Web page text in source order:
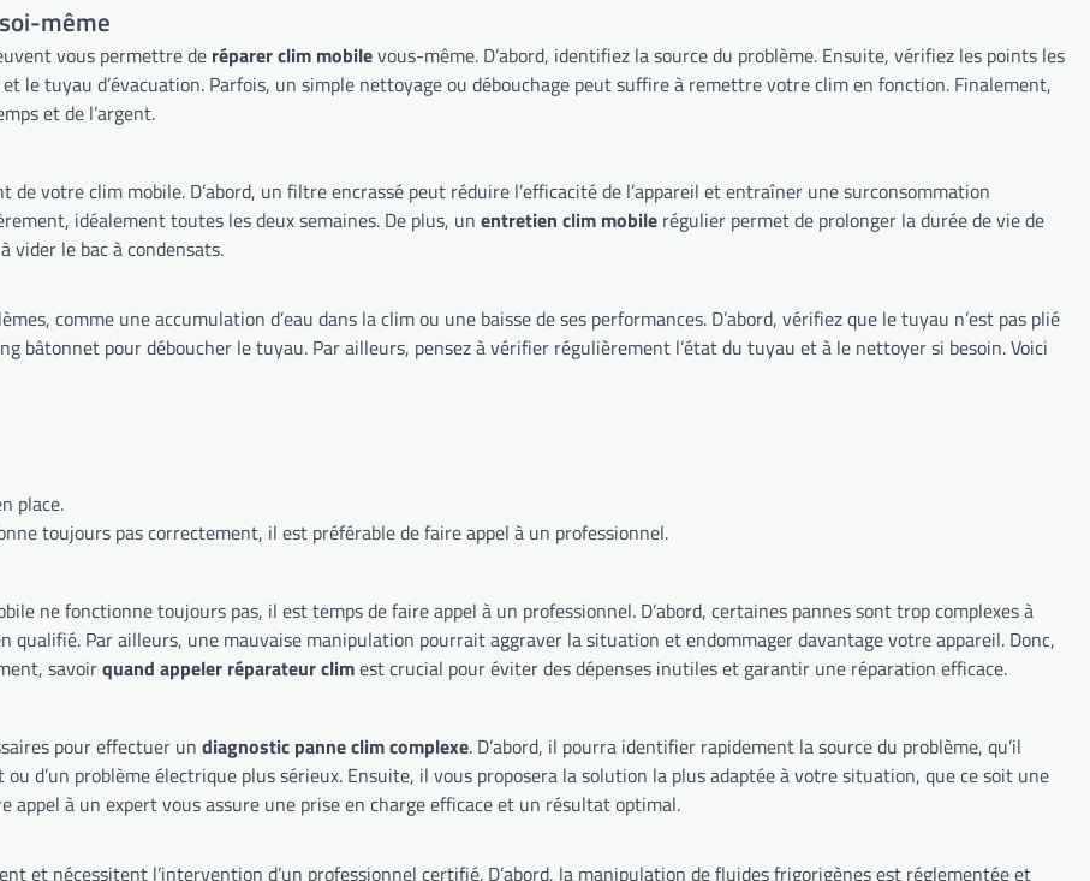
même
vous permettre de réparer clim mobilevous-même. D’abord, identifiez la source du problème. Ensuite, vérifiez les points les
suffire à remettre votre clim en fonction. Finalement,
et de l’argent.
votre clim mobile. D’abord, un filtre encrassé peut réduire l’efficacité de l’appareil et entraîner une surconsommation
d’énergie. Ensuite, il est important de nettoyer le filtre régulièrement, idéalement toutes les deux semaines. De plus, un entretien clim mobile régulier permet de prolonger la durée de vie de
vider le bac à condensats.
d’eau dans la clim ou une baisse de ses performances. D’abord, vérifiez que le tuyau n’est pas plié
place.
toujours pas correctement, il est préférable de faire appel à un professionnel.
pas, il est temps de faire appel à un professionnel. D’abord, certaines pannes sont trop complexes à
votre appareil. Donc,
vaut prévenir que guérir. Finalement, savoirquand appeler réparateur climest crucial pour éviter des dépenses inutiles et garantir une réparation efficace.
pour effectuer un diagnostic panne clim complexe. D’abord, il pourra identifier rapidement la source du problème, qu’il
vous proposera la solution la plus adaptée à votre situation, que ce soit une
de pièce. Par conséquent, faire appel à un expert vous assure une prise en charge efficace et un résultat optimal.
professionnel certifié. D’abord, la manipulation de fluides frigorigènes est réglementée et